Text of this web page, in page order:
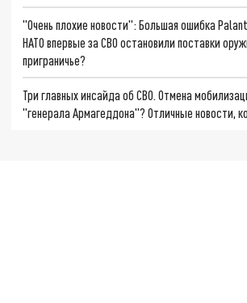
"Очень плохие новости": Большая ошибка
НАТО впервые за СВО остановили поставки
приграничье?
Три главных инсайда об СВО. Отмена
"генерала Армагеддона"? Отличные новости,